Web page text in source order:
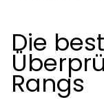
Die
Rangs